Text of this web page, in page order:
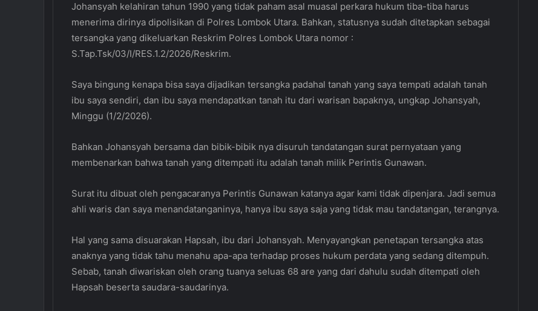
Johansyah kelahiran tahun 1990 yang tidak paham asal muasal perkara hukum tiba-tiba harus
menerima dirinya dipolisikan di Polres Lombok Utara. Bahkan, statusnya sudah ditetapkan sebagai
tersangka yang dikeluarkan Reskrim Polres Lombok Utara nomor :
S.Tap.Tsk/03/I/RES.1.2/2026/Reskrim.
Saya bingung kenapa bisa saya dijadikan tersangka padahal tanah yang saya tempati adalah tanah
ibu saya sendiri, dan ibu saya mendapatkan tanah itu dari warisan bapaknya, ungkap Johansyah,
Minggu (1/2/2026).
Bahkan Johansyah bersama dan bibik-bibik nya disuruh tandatangan surat pernyataan yang
membenarkan bahwa tanah yang ditempati itu adalah tanah milik Perintis Gunawan.
Surat itu dibuat oleh pengacaranya Perintis Gunawan katanya agar kami tidak dipenjara. Jadi semua
ahli waris dan saya menandatanganinya, hanya ibu saya saja yang tidak mau tandatangan, terangnya.
Hal yang sama disuarakan Hapsah, ibu dari Johansyah. Menyayangkan penetapan tersangka atas
anaknya yang tidak tahu menahu apa-apa terhadap proses hukum perdata yang sedang ditempuh.
Sebab, tanah diwariskan oleh orang tuanya seluas 68 are yang dari dahulu sudah ditempati oleh
Hapsah beserta saudara-saudarinya.